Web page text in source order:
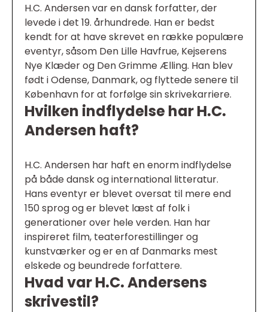
H.C. Andersen var en dansk forfatter, der
levede i det 19. århundrede. Han er bedst
kendt for at have skrevet en række populære
eventyr, såsom Den Lille Havfrue, Kejserens
Nye Klæder og Den Grimme Ælling. Han blev
født i Odense, Danmark, og flyttede senere til
København for at forfølge sin skrivekarriere.
Hvilken indflydelse har H.C.
Andersen haft?
H.C. Andersen har haft en enorm indflydelse
på både dansk og international litteratur.
Hans eventyr er blevet oversat til mere end
150 sprog og er blevet læst af folk i
generationer over hele verden. Han har
inspireret film, teaterforestillinger og
kunstværker og er en af Danmarks mest
elskede og beundrede forfattere.
Hvad var H.C. Andersens
skrivestil?